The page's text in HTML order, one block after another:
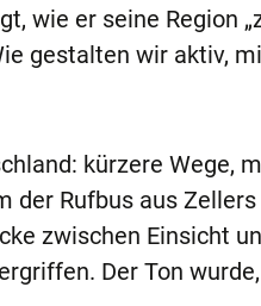
wie er seine Region
gestalten wir aktiv,
kürzere Wege,
der Rufbus aus
zwischen Einsicht
Der Ton